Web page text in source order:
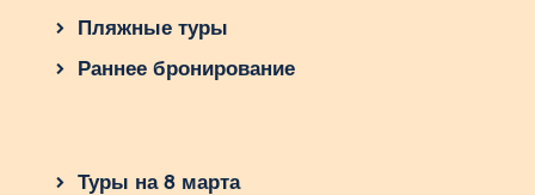
Пляжные туры
Раннее бронирование
Туры на 8 марта